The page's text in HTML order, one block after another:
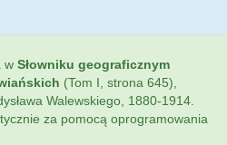
w Słowniku geograficznym
(Tom I, strona 645),
Walewskiego, 1880-1914.
za pomocą oprogramowania